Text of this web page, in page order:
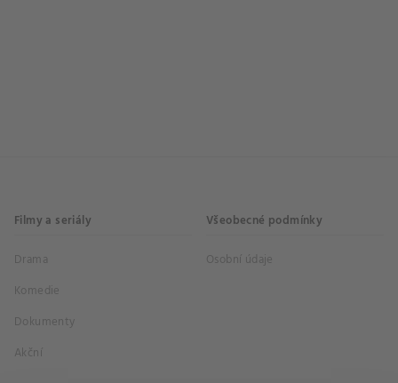
Filmy a seriály
Drama
Komedie
Dokumenty
Akční
Všeobecné podmínky
Osobní údaje